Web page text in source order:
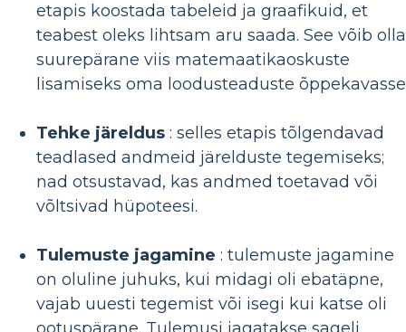
etapis koostada tabeleid ja graafikuid, et
teabest oleks lihtsam aru saada. See võib olla
suurepärane viis matemaatikaoskuste
lisamiseks oma loodusteaduste
Tehke järeldus : selles etapis tõlgendavad
teadlased andmeid järelduste tegemiseks;
nad otsustavad, kas andmed toetavad või
võltsivad hüpoteesi.
Tulemuste jagamine : tulemuste jagamine
on oluline juhuks, kui midagi oli ebatäpne,
vajab uuesti tegemist või isegi kui katse oli